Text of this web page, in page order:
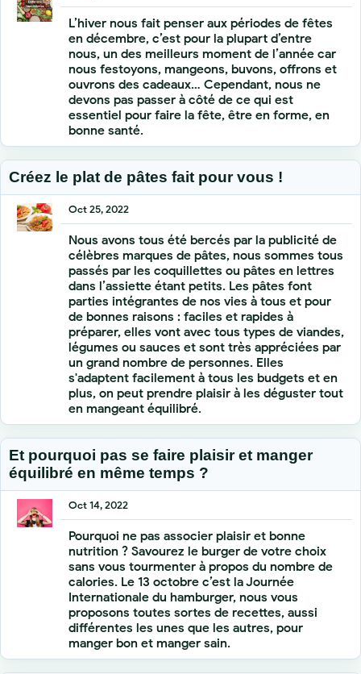
L’hiver nous fait penser aux périodes de fêtes
en décembre, c’est pour la plupart d’entre
nous, un des meilleurs moment de l’année car
nous festoyons, mangeons, buvons, offrons et
ouvrons des cadeaux… Cependant, nous ne
devons pas passer à côté de ce qui est
essentiel pour faire la fête, être en forme, en
bonne santé.
Créez le plat de pâtes fait pour vous !
Oct 25, 2022
Nous avons tous été bercés par la publicité de
célèbres marques de pâtes, nous sommes tous
passés par les coquillettes ou pâtes en lettres
dans l’assiette étant petits. Les pâtes font
parties intégrantes de nos vies à tous et pour
de bonnes raisons : faciles et rapides à
préparer, elles vont avec tous types de viandes,
légumes ou sauces et sont très appréciées par
un grand nombre de personnes. Elles
s'adaptent facilement à tous les budgets et en
plus, on peut prendre plaisir à les déguster tout
en mangeant équilibré.
Et pourquoi pas se faire plaisir et manger
équilibré en même temps ?
Oct 14, 2022
Pourquoi ne pas associer plaisir et bonne
nutrition ? Savourez le burger de votre choix
sans vous tourmenter à propos du nombre de
calories. Le 13 octobre c’est la Journée
Internationale du hamburger, nous vous
proposons toutes sortes de recettes, aussi
différentes les unes que les autres, pour
manger bon et manger sain.